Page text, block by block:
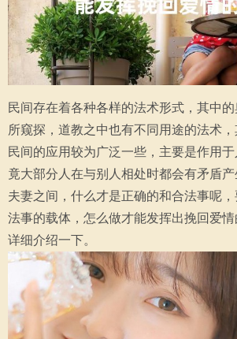
民间存在着各种各样的法术形式，其中
所窥探，道教之中也有不同用途的法术
民间的应用较为广泛一些，主要是作用
竟大部分人在与别人相处时都会有矛盾
夫妻之间，什么才是正确的和合法事呢
法事的载体，怎么做才能发挥出挽回爱
详细介绍一下。